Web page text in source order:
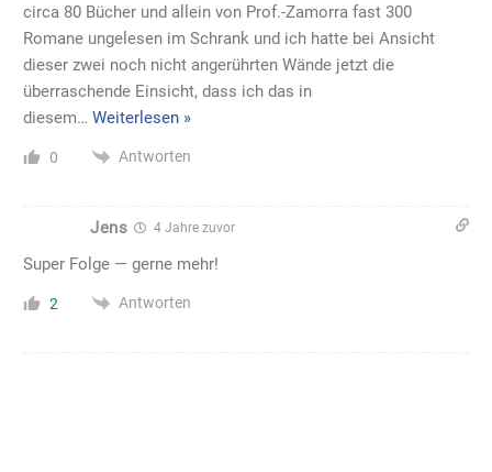
circa 80 Bücher und allein von Prof.-Zamorra fast 300
Romane ungelesen im Schrank und ich hatte bei Ansicht
dieser zwei noch nicht angerührten Wände jetzt die
überraschende Einsicht, dass ich das in
diesem… Weiterlesen »
0 Antworten
Jens 4 Jahre zuvor
Super Folge — gerne mehr!
2 Antworten